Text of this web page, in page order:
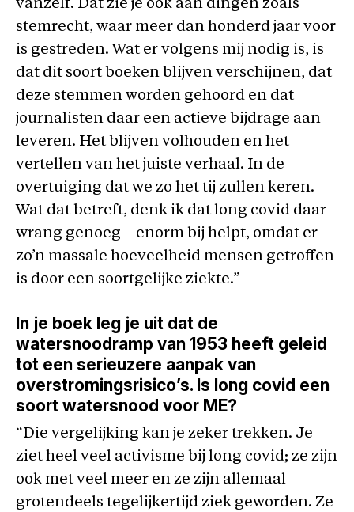
vanzelf. Dat zie je ook aan dingen zoals
stemrecht, waar meer dan honderd jaar voor
is gestreden. Wat er volgens mij nodig is, is
dat dit soort boeken blijven verschijnen, dat
deze stemmen worden gehoord en dat
journalisten daar een actieve bijdrage aan
leveren. Het blijven volhouden en het
vertellen van het juiste verhaal. In de
overtuiging dat we zo het tij zullen keren.
Wat dat betreft, denk ik dat long covid daar –
wrang genoeg – enorm bij helpt, omdat er
zo’n massale hoeveelheid mensen getroffen
is door een soortgelijke ziekte.”
In je boek leg je uit dat de
watersnoodramp van 1953 heeft geleid
tot een serieuzere aanpak van
overstromingsrisico’s. Is long covid een
soort watersnood voor ME?
“Die vergelijking kan je zeker trekken. Je
ziet heel veel activisme bij long covid; ze zijn
ook met veel meer en ze zijn allemaal
grotendeels tegelijkertijd ziek geworden. Ze